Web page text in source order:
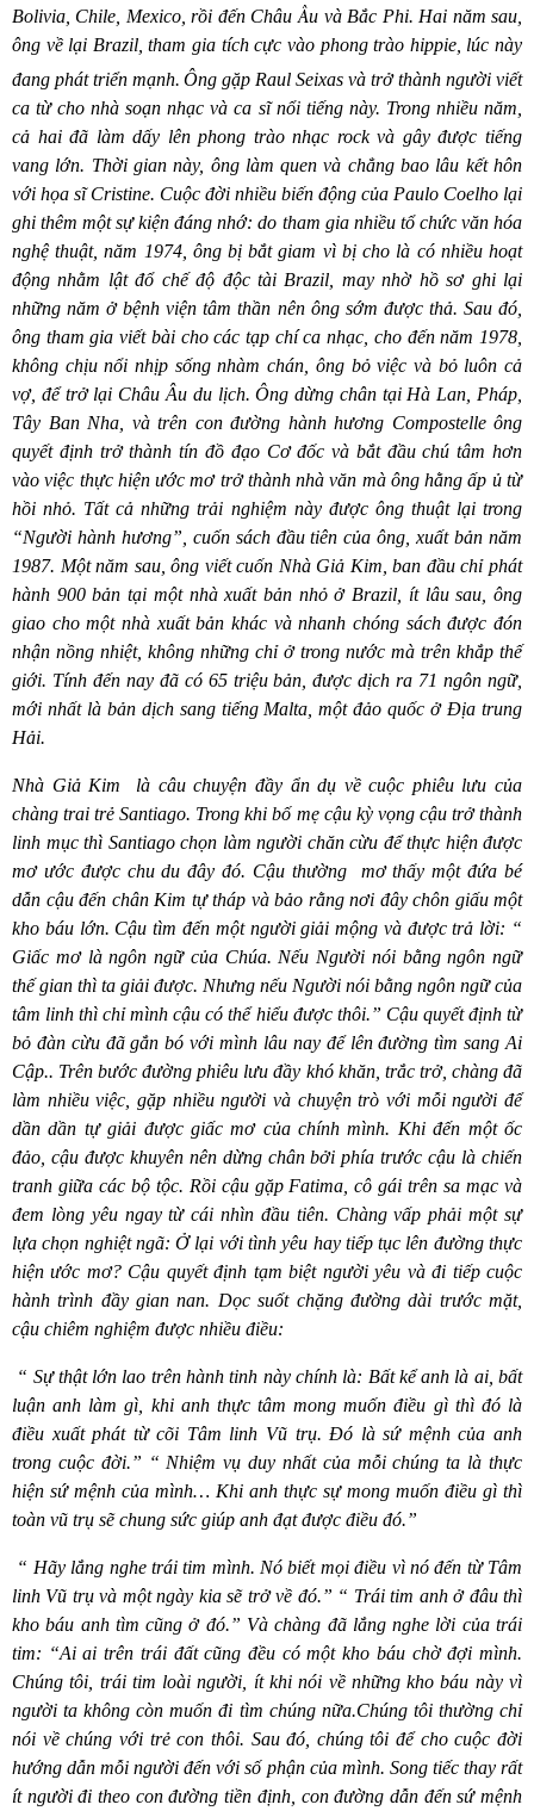
Bolivia, Chile, Mexico, rồi đến Châu Âu và Bắc Phi. Hai năm sau,
ông về lại Brazil, tham gia tích cực vào phong trào hippie, lúc này
đang phát triển mạnh. Ông gặp Raul Seixas và trở thành người viết
ca từ cho nhà soạn nhạc và ca sĩ nổi tiếng này. Trong nhiều năm,
cả hai đã làm dấy lên phong trào nhạc rock và gây được tiếng
vang lớn. Thời gian này, ông làm quen và chẳng bao lâu kết hôn
với họa sĩ Cristine. Cuộc đời nhiều biến động của Paulo Coelho lại
ghi thêm một sự kiện đáng nhớ: do tham gia nhiều tổ chức văn hóa
nghệ thuật, năm 1974, ông bị bắt giam vì bị cho là có nhiều hoạt
động nhằm lật đổ chế độ độc tài Brazil, may nhờ hồ sơ ghi lại
những năm ở bệnh viện tâm thần nên ông sớm được thả. Sau đó,
ông tham gia viết bài cho các tạp chí ca nhạc, cho đến năm 1978,
không chịu nổi nhịp sống nhàm chán, ông bỏ việc và bỏ luôn cả
vợ, để trở lại Châu Âu du lịch. Ông dừng chân tại Hà Lan, Pháp,
Tây Ban Nha, và trên con đường hành hương Compostelle ông
quyết định trở thành tín đồ đạo Cơ đốc và bắt đầu chú tâm hơn
vào việc thực hiện ước mơ trở thành nhà văn mà ông hằng ấp ủ từ
hồi nhỏ. Tất cả những trải nghiệm này được ông thuật lại trong
“Người hành hương”, cuốn sách đầu tiên của ông, xuất bản năm
1987. Một năm sau, ông viết cuốn Nhà Giả Kim, ban đầu chỉ phát
hành 900 bản tại một nhà xuất bản nhỏ ở Brazil, ít lâu sau, ông
giao cho một nhà xuất bản khác và nhanh chóng sách được đón
nhận nồng nhiệt, không những chỉ ở trong nước mà trên khắp thế
giới. Tính đến nay đã có 65 triệu bản, được dịch ra 71 ngôn ngữ,
mới nhất là bản dịch sang tiếng Malta, một đảo quốc ở Địa trung
Hải.
Nhà Giả Kim
là câu chuyện đầy ẩn dụ về cuộc phiêu lưu của
chàng trai trẻ Santiago. Trong khi bố mẹ cậu kỳ vọng cậu trở thành
linh mục thì Santiago chọn làm người chăn cừu để thực hiện được
mơ ước được chu du đây đó. Cậu thường
mơ thấy một đứa bé
dẫn cậu đến chân Kim tự tháp và bảo rằng nơi đây chôn giấu một
kho báu lớn. Cậu tìm đến một người giải mộng và được trả lời: “
Giấc mơ là ngôn ngữ của Chúa. Nếu Người nói bằng ngôn ngữ
thế gian thì ta giải được. Nhưng nếu Người nói bằng ngôn ngữ của
tâm linh thì chỉ mình cậu có thể hiểu được thôi.” Cậu quyết định từ
bỏ đàn cừu đã gắn bó với mình lâu nay để lên đường tìm sang Ai
Cập.. Trên bước đường phiêu lưu đầy khó khăn, trắc trở, chàng đã
làm nhiều việc, gặp nhiều người và chuyện trò với mỗi người để
dần dần tự giải được giấc mơ của chính mình. Khi đến một ốc
đảo, cậu được khuyên nên dừng chân bởi phía trước cậu là chiến
tranh giữa các bộ tộc. Rồi cậu gặp Fatima, cô gái trên sa mạc và
đem lòng yêu ngay từ cái nhìn đầu tiên. Chàng vấp phải một sự
lựa chọn nghiệt ngã: Ở lại với tình yêu hay tiếp tục lên đường thực
hiện ước mơ? Cậu quyết định tạm biệt người yêu và đi tiếp cuộc
hành trình đầy gian nan. Dọc suốt chặng đường dài trước mặt,
cậu chiêm nghiệm được nhiều điều:
“ Sự thật lớn lao trên hành tinh này chính là: Bất kể anh là ai, bất
luận anh làm gì, khi anh thực tâm mong muốn điều gì thì đó là
điều xuất phát từ cõi Tâm linh Vũ trụ. Đó là sứ mệnh của anh
trong cuộc đời.” “ Nhiệm vụ duy nhất của mỗi chúng ta là thực
hiện sứ mệnh của mình… Khi anh thực sự mong muốn điều gì thì
toàn vũ trụ sẽchung sức giúp anh đạt được điều đó.”
“ Hãy lắng nghe trái tim mình. Nó biết mọi điều vì nó đến từ Tâm
linh Vũ trụ và một ngày kia sẽ trở về đó.” “ Trái tim anh ở đâu thì
kho báu anh tìm cũng ở đó.” Và chàng đã lắng nghe lời của trái
tim: “Ai ai trên trái đất cũng đều có một kho báu chờ đợi mình.
Chúng tôi, trái tim loài người, ít khi nói về những kho báu này vì
người ta không còn muốn đi tìm chúng nữa.Chúng tôi thường chỉ
nói về chúng với trẻ con thôi. Sau đó, chúng tôi để cho cuộc đời
hướng dẫn mỗi người đến với số phận của mình. Song tiếc thay rất
ít người đi theo con đường tiền định, con đường dẫn đến sứ mệnh